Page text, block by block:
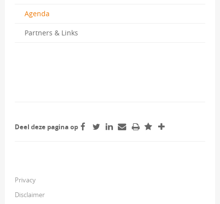
Agenda
Partners & Links
Deel deze pagina op
Privacy
Disclaimer